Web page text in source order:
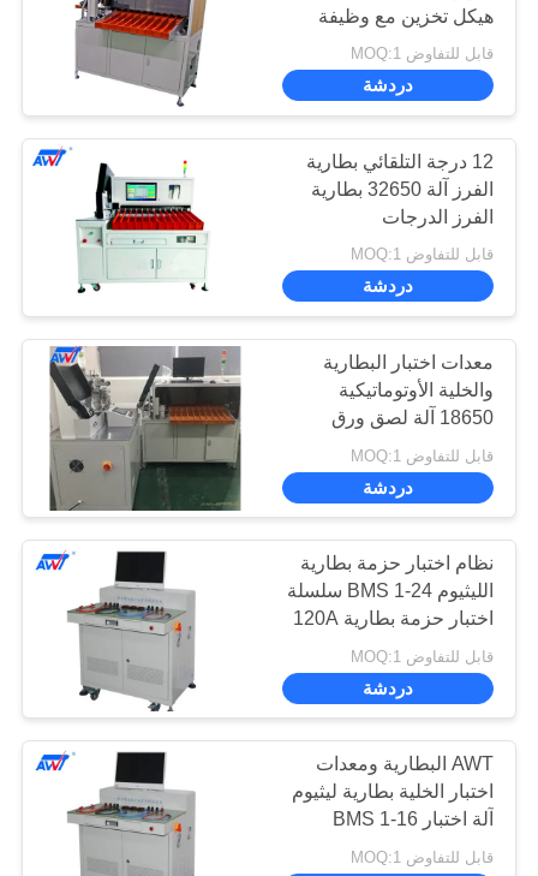
اختبار مقاومة البطارية
الداخلية
8
نظام اختبار BMS
10
اختبار قدرة بطارية
الليثيوم
8
هيكل تخزين مع وظيفة
إنذار كاملة
قابل للتفاوض MOQ:1
دردشة
12 درجة التلقائي بطارية
الفرز آلة 32650 بطارية
الفرز الدرجات
قابل للتفاوض MOQ:1
دردشة
معدات اختبار البطارية
والخلية الأوتوماتيكية
18650 آلة لصق ورق
العزل 10 درجات
قابل للتفاوض MOQ:1
دردشة
نظام اختبار حزمة بطارية
الليثيوم BMS 1-24 سلسلة
اختبار حزمة بطارية 120A
قابل للتفاوض MOQ:1
دردشة
AWT البطارية ومعدات
اختبار الخلية بطارية ليثيوم
آلة اختبار BMS 1-16
سلسلة
قابل للتفاوض MOQ:1